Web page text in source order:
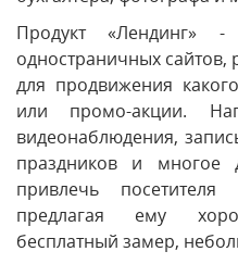
Продукт «Лендинг»
одностраничных сайтов,
для продвижения
или промо-акции.
видеонаблюдения,
праздников и многое
привлечь
предлагая ему
бесплатный замер,